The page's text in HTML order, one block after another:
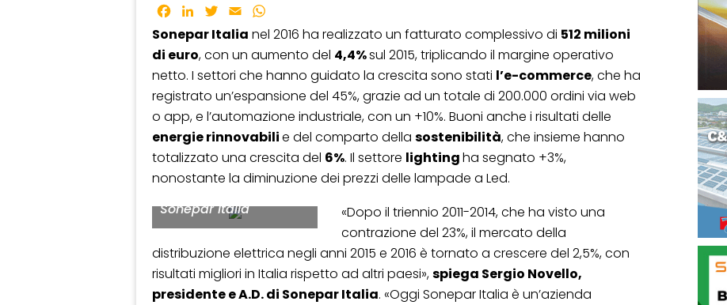
Facebook
LinkedInTwitter
Email
Sonepar Italia nel 2016 ha realizzato un fatturato complessivo di 512 milioni
di euro, con un aumento del 4,4%sul 2015, triplicando il margine operativo
netto. I settori che hanno guidato la crescita sono stati l’e-commerce, che ha
registrato un’espansione del 45%, grazie ad un totale di 200.000 ordini via web
o app, e l’automazione industriale, con un +10%. Buoni anche i risultati delle
energie rinnovabilie del comparto della sostenibilità, che insieme hanno
totalizzato una crescita del 6%. Il settore lightingha segnato +3%,
nonostante la diminuzione dei prezzi delle lampade a Led.
Sergio Novello,
presidente e A.D. di
Sonepar Italia
«Dopo il triennio 2011-2014, che ha visto una
contrazione del 23%, il mercato della
distribuzione elettrica negli anni 2015 e 2016 è tornato a crescere del 2,5%, con
risultati migliori in Italia rispetto ad altri paesi»,spiega Sergio Novello,
presidente e A.D. di Sonepar Italia. «Oggi Sonepar Italia è un’azienda